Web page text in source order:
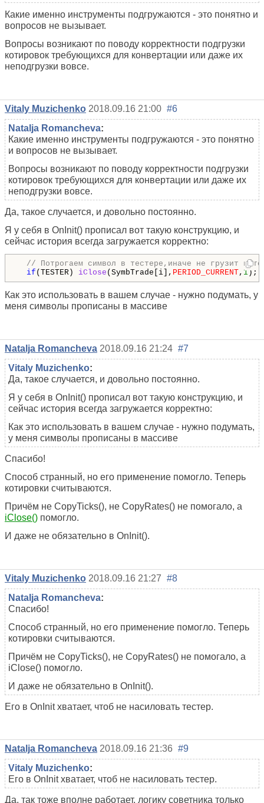
Какие именно инструменты подгружаются - это понятно и
вопросов не вызывает.
Вопросы возникают по поводу корректности подгрузки
котировок требующихся для конвертации или даже их
неподгрузки вовсе.
Vitaly Muzichenko 2018.09.16 21:00 #6
Natalja Romancheva:
Какие именно инструменты подгружаются - это понятно
и вопросов не вызывает.
Вопросы возникают по поводу корректности подгрузки
котировок требующихся для конвертации или даже их
неподгрузки вовсе.
Да, такое случается, и довольно постоянно.
Я у себя в OnInit() прописал вот такую конструкцию, и
сейчас история всегда загружается корректно:
// Потрогаем символ в тестере,иначе не грузит
if (TESTER) iClose (SymbTrade[i], PERIOD_CURRENT, 1 );
Как это использовать в вашем случае - нужно подумать, у
меня символы прописаны в массиве
Natalja Romancheva 2018.09.16 21:24 #7
Vitaly Muzichenko:
Да, такое случается, и довольно постоянно.
Я у себя в OnInit() прописал вот такую конструкцию, и
сейчас история всегда загружается корректно:
Как это использовать в вашем случае - нужно подумать,
у меня символы прописаны в массиве
Спасибо!
Способ странный, но его применение помогло. Теперь
котировки считываются.
Причём не CopyTicks(), не CopyRates() не помогало, а
iClose() помогло.
И даже не обязательно в OnInit().
Vitaly Muzichenko 2018.09.16 21:27 #8
Natalja Romancheva:
Спасибо!
Способ странный, но его применение помогло. Теперь
котировки считываются.
Причём не CopyTicks(), не CopyRates() не помогало, а
iClose() помогло.
И даже не обязательно в OnInit().
Его в OnInit хватает, чтоб не насиловать тестер.
Natalja Romancheva 2018.09.16 21:36 #9
Vitaly Muzichenko:
Его в OnInit хватает, чтоб не насиловать тестер.
Да, так тоже вполне работает, логику советника только